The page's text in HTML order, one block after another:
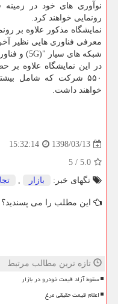
نوآوری های خود در زمینه
رونمایی خواهند كرد.
نمایشگاه مذكور علاوه بر
معرفی فناوری هایی نظیر
شبكه های سیار "(5G) و فناوری وسایل نقلیه هم متمركز خواهد بود.
خواهند داشت.
1398/03/13
15:32:14
5.0
/
5
تگهای خبر:
بازار ,
این مطلب را می پسندید؟
تازه ترین مطالب مرتبط
سقوط آزاد قیمت خودرو در بازار
اعلام قیمت حقیقی مرغ